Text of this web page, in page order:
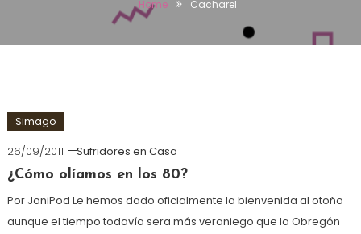
Home Cacharel
Simago
26/09/2011
Sufridores en Casa
¿Cómo olíamos en los 80?
Por JoniPod Le hemos dado oficialmente la bienvenida al otoño
aunque el tiempo todavía sera más veraniego que la Obregón